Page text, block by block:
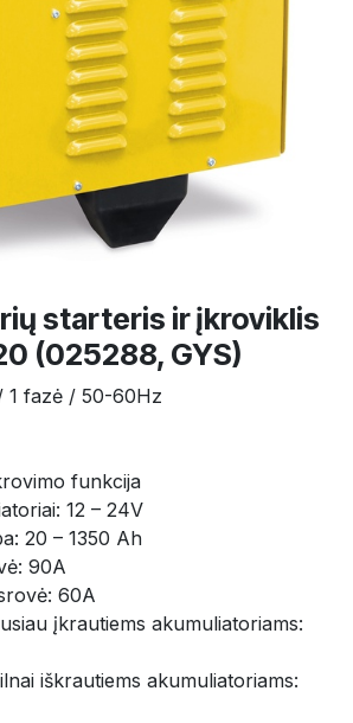
starteris ir įkroviklis
(025288, GYS)
1 fazė / 50-60Hz
funkcija
12 – 24V
20 – 1350 Ah
90A
60A
įkrautiems akumuliatoriams:
iškrautiems akumuliatoriams: